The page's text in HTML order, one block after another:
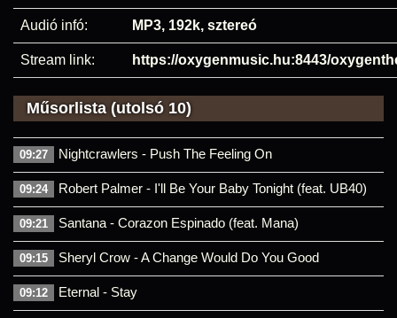
Audió infó: MP3, 192k, sztereó
Stream link: https://oxygenmusic.hu:8443/
Műsorlista (utolsó 10)
09:27 Nightcrawlers - Push The Feeling On
09:24 Robert Palmer - I'll Be Your Baby Tonight (feat. UB40)
09:21 Santana - Corazon Espinado (feat. Mana)
09:15 Sheryl Crow - A Change Would Do You Good
09:12 Eternal - Stay